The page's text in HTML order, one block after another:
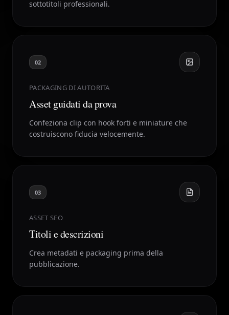
sottotitoli professionali.
02
PACKAGING DI AUTORITA
Asset guidati da prova
Confeziona clip con hook forti e miniature che
costruiscono fiducia velocemente.
03
ASSET SEO
Titoli e descrizioni
Crea metadati e packaging prima della
pubblicazione.